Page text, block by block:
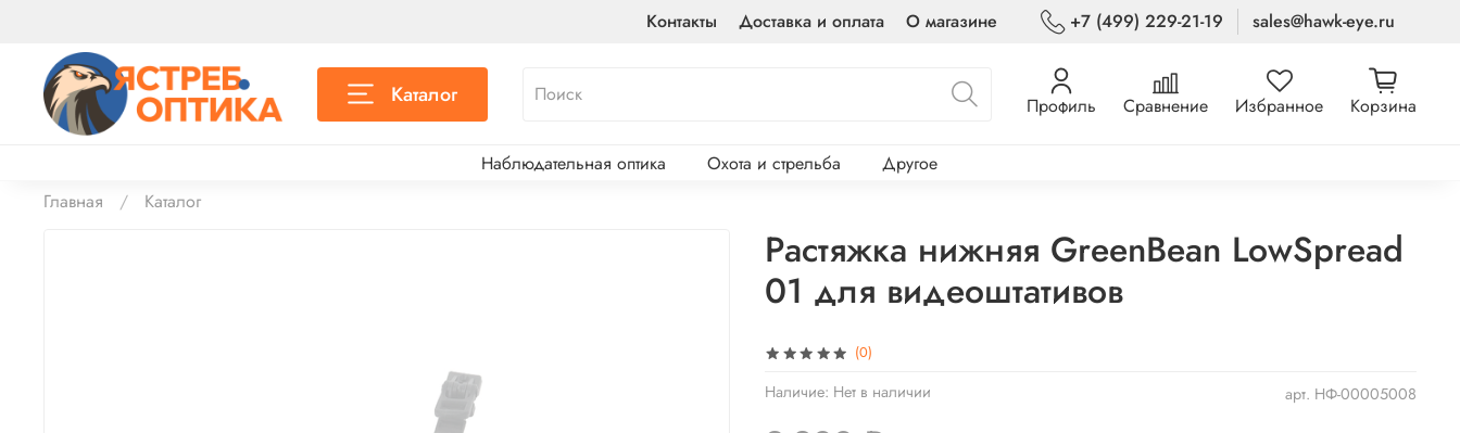
Контакты Доставка и оплата О магазине +7 (499) 229-21-19 sales@hawk-eye.ru
Каталог Профиль Сравнение Избранное Корзина
Наблюдательная оптика Охота и стрельба
Другое
Главная
Каталог
(0)
арт. НФ-00005008
Наличие: Нет в наличии
Растяжка нижняя GreenBean LowSpread
01 для видеоштативов